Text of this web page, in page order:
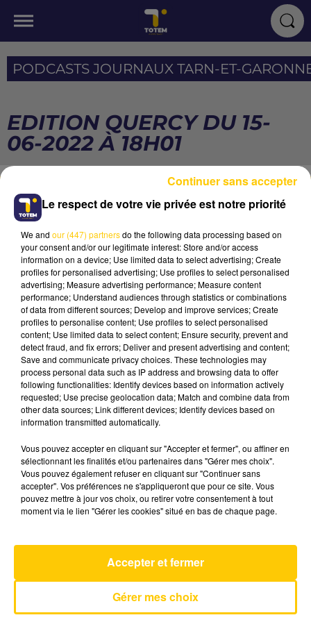
PODCASTS JOURNAUX TARN-ET-
EDITION QUERCY DU 15-
06-2022 À 18H01
PODCASTS
JEUX AGENDA CONTACT
LA COUPE DU MONDE SUR TOTEM
Mentions Légales Gestion des cookies
Le respect de votre vie privée est notre priorité
We and our (447) partnersdo the following data processing based on
your consent and/or our legitimate interest: Store and/or access
information on a device; Use limited data to select advertising; Create
profiles for personalised advertising; Use profiles to select personalised
advertising; Measure advertising performance; Measure content
performance; Understand audiences through statistics or combinations
of data from different sources; Develop and improve services; Create
profiles to personalise content; Use profiles to select personalised
content; Use limited data to select content; Ensure security, prevent and
detect fraud, and fix errors; Deliver and present advertising and content;
Save and communicate privacy choices. These technologies may
process personal data such as IP address and browsing data to offer
following functionalities: Identify devices based on information actively
requested; Use precise geolocation data; Match and combine data from
other data sources; Link different devices; Identify devices based on
information transmitted automatically.
Vous pouvez accepter en cliquant sur "Accepter et fermer", ou affiner en
sélectionnant les finalités et/ou partenaires dans "Gérer mes choix".
Vous pouvez également refuser en cliquant sur "Continuer sans
accepter". Vos préférences ne s'appliqueront que pour ce site. Vous
pouvez mettre à jour vos choix, ou retirer votre consentement à tout
moment via le lien "Gérer les cookies" situé en bas de chaque page.
Gérer mes choix
Accepter et fermer
Continuer sans accepter